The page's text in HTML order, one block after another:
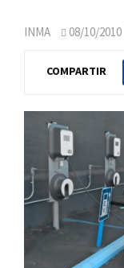
INMA 08/10/2010
COMPARTIR